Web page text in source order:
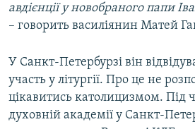
авдієнції у новобраного папи
– говорить василіянин Матей
У Санкт-Петербурзі він
участь у літургії. Про це не
цікавитись католицизмом. Під
духовній академії у Санкт-